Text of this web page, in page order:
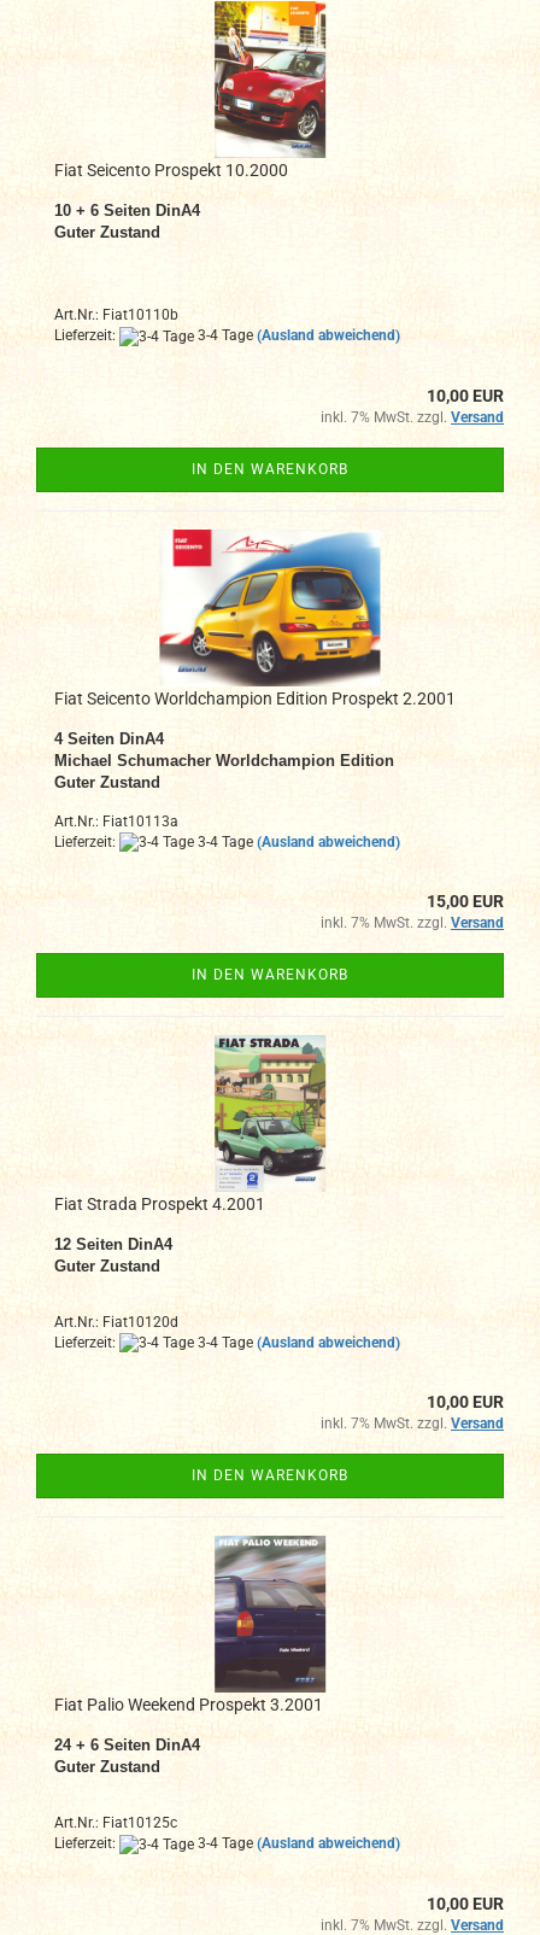
Fiat Seicento Prospekt 10.2000
10 + 6 Seiten DinA4
Guter Zustand
Art.Nr.: Fiat10110b
Lieferzeit:
3-4 Tage (Ausland abweichend)
10,00 EUR
inkl. 7% MwSt. zzgl. Versand
IN DEN WARENKORB
Fiat Seicento Worldchampion Edition Prospekt 2.2001
4 Seiten DinA4
Michael Schumacher Worldchampion Edition
Guter Zustand
Art.Nr.: Fiat10113a
Lieferzeit:
3-4 Tage (Ausland abweichend)
15,00 EUR
inkl. 7% MwSt. zzgl. Versand
IN DEN WARENKORB
Fiat Strada Prospekt 4.2001
12 Seiten DinA4
Guter Zustand
Art.Nr.: Fiat10120d
Lieferzeit:
3-4 Tage (Ausland abweichend)
10,00 EUR
inkl. 7% MwSt. zzgl. Versand
IN DEN WARENKORB
Fiat Palio Weekend Prospekt 3.2001
24 + 6 Seiten DinA4
Guter Zustand
Art.Nr.: Fiat10125c
Lieferzeit:
3-4 Tage (Ausland abweichend)
10,00 EUR
inkl. 7% MwSt. zzgl. Versand